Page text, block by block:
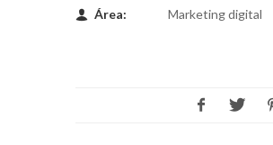
Área:
Marketing digital